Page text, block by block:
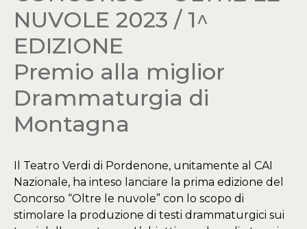
NUVOLE 2023 / 1^
EDIZIONE
Premio alla miglior
Drammaturgia di
Montagna
Il Teatro Verdi di Pordenone, unitamente al CAI
Nazionale, ha inteso lanciare la prima edizione del
Concorso “Oltre le nuvole” con lo scopo di
stimolare la produzione di testi drammaturgici sui